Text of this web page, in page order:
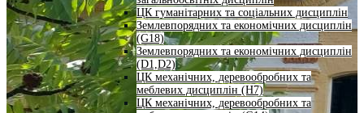
ЦК гуманітарних та соціальних дисциплін
Землевпорядних та економічних дисциплін
(G18)
Землевпорядних та економічних дисциплін
(D1,D2)
ЦК механічних, деревообробних та
меблевих дисциплін (H7)
ЦК механічних, деревообробних та